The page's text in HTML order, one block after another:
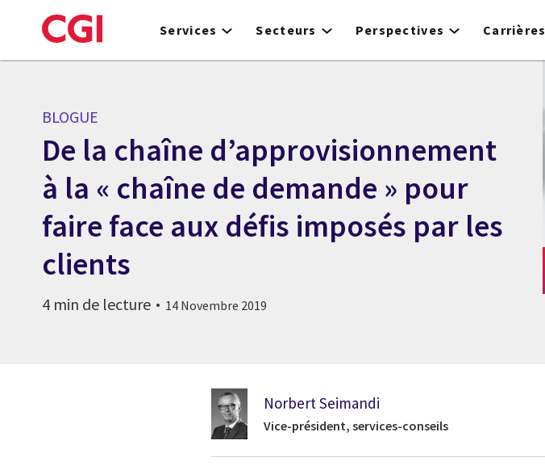
to
Services Secteurs Perspectives Carrières
BLOGUE
De la chaîne d’approvisionnement
à la « chaîne de demande » pour
faire face aux défis imposés par les
clients
4 min de lecture 14 Novembre 2019
Norbert Seimandi
Vice-président, services-conseils